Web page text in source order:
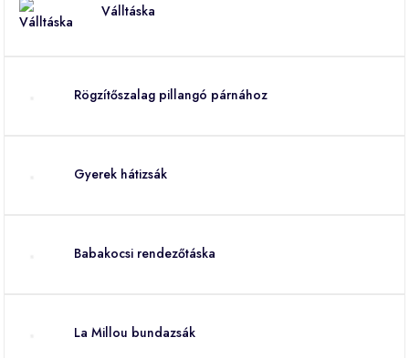
Válltáska
Rögzítőszalag pillangó párnához
Gyerek hátizsák
Babakocsi rendezőtáska
La Millou bundazsák